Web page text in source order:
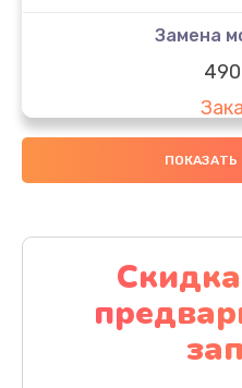
Замена
Замена
Замена
ПОКАЗАТЬ